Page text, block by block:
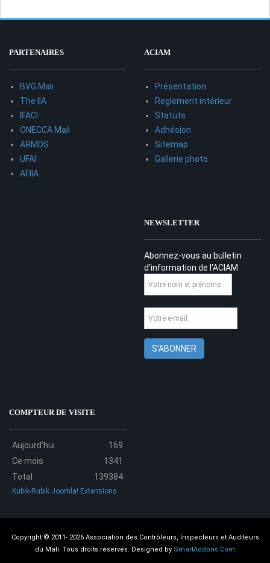
PARTENAIRES
BVG Mali
The IIA
IFACI
ONECCA Mali
ARMDS
UFAI
AFIIA
ACIAM
Présentation
Reglement intérieur
Statuts
Adhésion
Sitemap
Gallerie photo
NEWSLETTER
Abonnez-vous au bulletin
d'information de l'ACIAM
COMPTEUR DE VISITE
Aujourd'hui
169
Ce mois
1341
Total
139384
Kubik-Rubik Joomla! Extensions
Copyright © 2011- 2026 Association des Contrôleurs, Inspecteurs et Auditeurs
du Mali. Tous droits réservés. Designed by SmartAddons.Com